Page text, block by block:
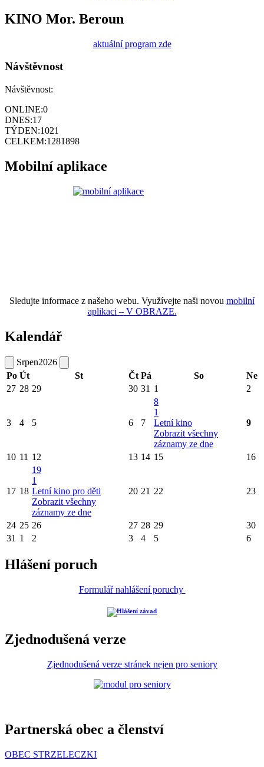
KINO Mor. Beroun
aktuální program zde
Návštěvnost
Návštěvnost:
ONLINE:0
DNES:17
TÝDEN:1021
CELKEM:1281898
Mobilní aplikace
Sledujte informace z našeho webu. Využívejte naši novou mobilní
aplikaci – V OBRAZE.
Kalendář
Srpen2026
Po Út St Čt Pá So
Ne
27 28 29 30 31 1 2
3 4 5 6 7
8
1
Letní kino
Zobrazit všechny
záznamy ze dne
9
10 11 12 13 14 15 16
17 18
19
1
Letní kino pro děti
Zobrazit všechny
záznamy ze dne
20 21 22 23
24 25 26 27 28 29
30
31 1 2 3 4 5 6
Hlášení poruch
Formulář nahlášení poruchy
Zjednodušená verze
Zjednodušená verze stránek nejen pro seniory
Partnerská obec a členství
OBEC STRZELECZKI